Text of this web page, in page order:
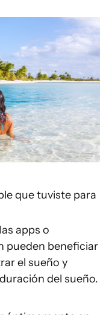
que tuviste para
apps o
pueden beneficiar
el sueño y
del sueño.